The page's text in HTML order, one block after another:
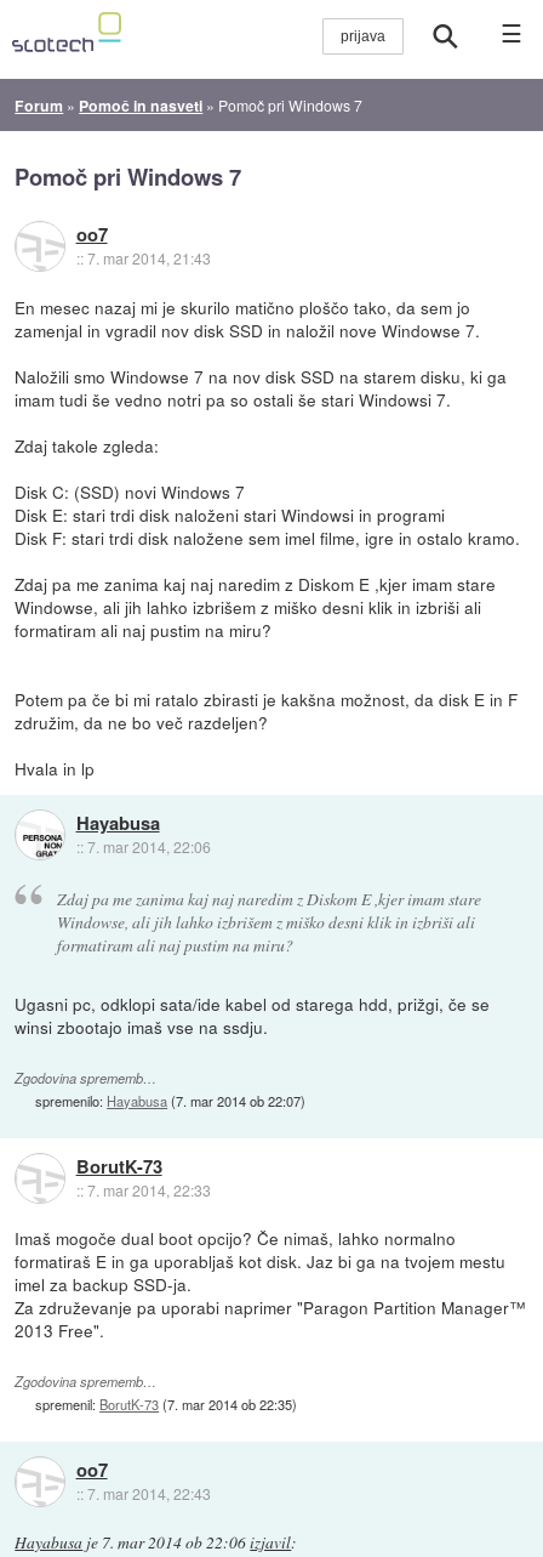
☰
Forum » Pomoč in nasveti » Pomoč pri Windows 7
Pomoč pri Windows 7
oo7
::7. mar 2014, 21:43
En mesec nazaj mi je skurilo matično ploščo tako, da sem jo
zamenjal in vgradil nov disk SSD in naložil nove Windowse 7.
Naložili smo Windowse 7 na nov disk SSD na starem disku, ki ga
imam tudi še vedno notri pa so ostali še stari Windowsi 7.
Zdaj takole zgleda:
Disk C: (SSD) novi Windows 7
Disk E: stari trdi disk naloženi stari Windowsi in programi
Disk F: stari trdi disk naložene sem imel filme, igre in ostalo kramo.
Zdaj pa me zanima kaj naj naredim z Diskom E ,kjer imam stare
Windowse, ali jih lahko izbrišem z miško desni klik in izbriši ali
formatiram ali naj pustim na miru?
Potem pa če bi mi ratalo zbirasti je kakšna možnost, da disk E in F
združim, da ne bo več razdeljen?
Hvala in lp
Hayabusa
::7. mar 2014, 22:06
Zdaj pa me zanima kaj naj naredim z Diskom E ,kjer imam stare
Windowse, ali jih lahko izbrišem z miško desni klik in izbriši ali
formatiram ali naj pustim na miru?
Ugasni pc, odklopi sata/ide kabel od starega hdd, prižgi, če se
winsi zbootajo imaš vse na ssdju.
Zgodovina sprememb…
spremenilo: Hayabusa(7. mar 2014 ob 22:07)
BorutK-73
::7. mar 2014, 22:33
Imaš mogoče dual boot opcijo? Če nimaš, lahko normalno
formatiraš E in ga uporabljaš kot disk. Jaz bi ga na tvojem mestu
imel za backup SSD-ja.
Za združevanje pa uporabi naprimer "Paragon Partition Manager™
2013 Free".
Zgodovina sprememb…
spremenil: BorutK-73(7. mar 2014 ob 22:35)
oo7
::7. mar 2014, 22:43
Hayabusa je 7. mar 2014 ob 22:06izjavil: